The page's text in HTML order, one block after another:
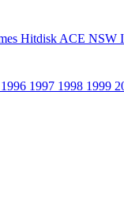
Hitdisk ACE NSW
1996 1997 1998 1999